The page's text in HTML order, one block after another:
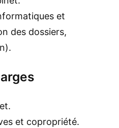
et
des dossiers,
et copropriété.